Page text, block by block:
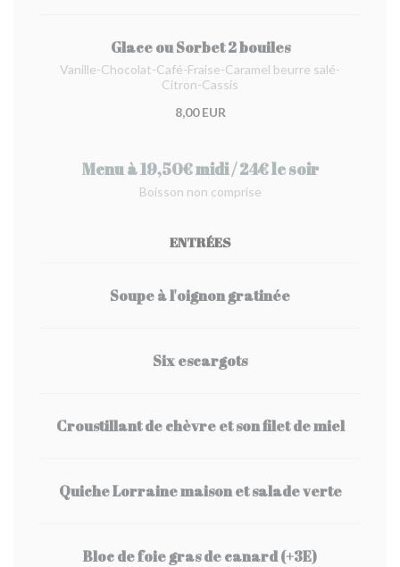
Glace ou Sorbet 2 bouiles
Vanille-Chocolat-Café-Fraise-Caramel beurre salé-
Citron-Cassis
8,00 EUR
Menu à 19,50€ midi / 24€ le soir
Boisson non comprise
ENTRÉES
Soupe à l'oignon gratinée
Six escargots
Croustillant de chèvre et son filet de miel
Quiche Lorraine maison et salade verte
Bloc de foie gras de canard (+3E)